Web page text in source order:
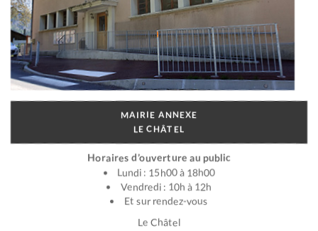
MAIRIE ANNEXE
LE CHÂTEL
Horaires d’ouverture au public
Lundi : 15h00 à 18h00
Vendredi : 10h à 12h
Et sur rendez-vous
Le Châtel